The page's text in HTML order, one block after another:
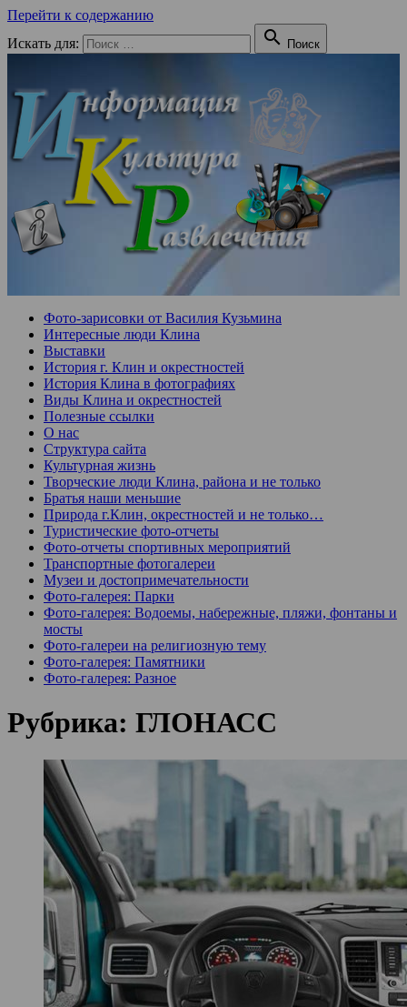
Перейти к содержанию
Искать для:
 Поиск
Фото-зарисовки от Василия Кузьмина
Интересные люди Клина
Выставки
История г. Клин и окрестностей
История Клина в фотографиях
Виды Клина и окрестностей
Полезные ссылки
О нас
Структура сайта
Культурная жизнь
Творческие люди Клина, района и не только
Братья наши меньшие
Природа г.Клин, окрестностей и не только…
Туристические фото-отчеты
Фото-отчеты спортивных мероприятий
Транспортные фотогалереи
Музеи и достопримечательности
Фото-галерея: Парки
Фото-галерея: Водоемы, набережные, пляжи, фонтаны и
мосты
Фото-галереи на религиозную тему
Фото-галерея: Памятники
Фото-галерея: Разное
Рубрика: ГЛОНАСС